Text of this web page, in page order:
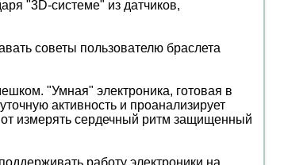
"3D-системе" из датчиков,
советы пользователю браслета
"Умная" электроника, готовая в
активность и проанализирует
измерять сердечный ритм защищенный
работу электроники на